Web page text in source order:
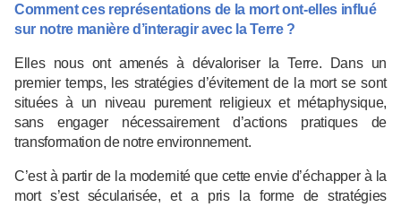
Comment ces représentations de la mort ont-elles influé
sur notre manière d’interagir avec la Terre ?
Elles nous ont amenés à dévaloriser la Terre. Dans un
premier temps, les stratégies d’évitement de la mort se sont
situées à un niveau purement religieux et métaphysique,
sans engager nécessairement d’actions pratiques de
transformation de notre environnement.
C’est à partir de la modernité que cette envie d’échapper à la
mort s’est sécularisée, et a pris la forme de stratégies